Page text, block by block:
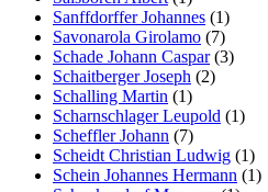
Sanffdorffer Johannes (1)
Savonarola Girolamo (7)
Schade Johann Caspar(3)
Schaitberger Joseph (2)
Schalling Martin (1)
Scharnschlager Leupold (1)
Scheffler Johann (7)
Scheidt Christian Ludwig (1)
Schein Johannes Hermann (1)